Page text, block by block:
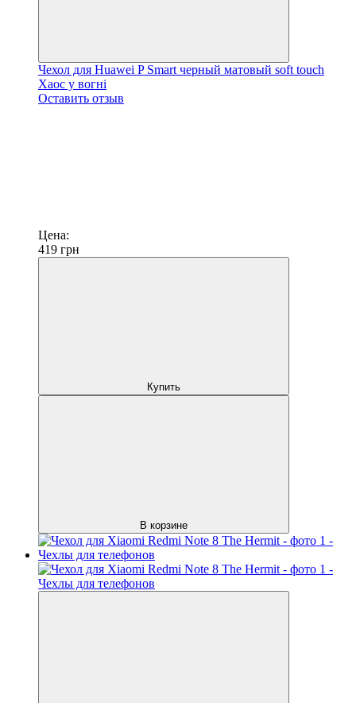
Чехол для Huawei P Smart черный матовый soft touch
Хаос у вогні
Оставить отзыв
Цена:
419 грн
Купить
В корзине